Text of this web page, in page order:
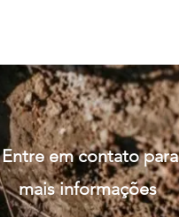
Entre em contato para
mais informações